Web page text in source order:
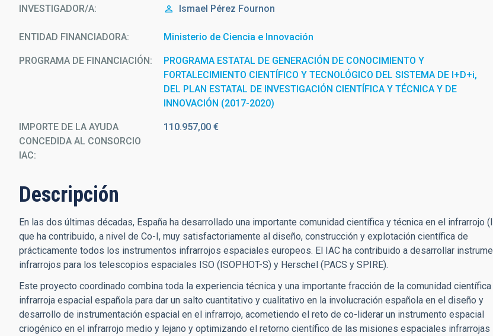
INVESTIGADOR/A Ismael Pérez Fournon
ENTIDAD FINANCIADORA Ministerio de Ciencia e Innovación
PROGRAMA DE FINANCIACIÓN
PROGRAMA ESTATAL DE GENERACIÓN DE CONOCIMIENTO Y
FORTALECIMIENTO CIENTÍFICO Y TECNOLÓGICO DEL SISTEMA DE I+D+i,
DEL PLAN ESTATAL DE INVESTIGACIÓN CIENTÍFICA Y TÉCNICA Y DE
INNOVACIÓN (2017-2020)
IMPORTE DE LA AYUDA
CONCEDIDA AL CONSORCIO
IAC
110.957,00 €
Descripción
En las dos últimas décadas, España ha desarrollado una importante comunidad científica y técnica en el infrarrojo
que ha contribuido, a nivel de Co-I, muy satisfactoriamente al diseño, construcción y explotación científica de
prácticamente todos los instrumentos infrarrojos espaciales europeos. El IAC ha contribuido a desarrollar
infrarrojos para los telescopios espaciales ISO (ISOPHOT-S) y Herschel (PACS y SPIRE).
Este proyecto coordinado combina toda la experiencia técnica y una importante fracción de la comunidad científica
infrarroja espacial española para dar un salto cuantitativo y cualitativo en la involucración española en el diseño y
desarrollo de instrumentación espacial en el infrarrojo, acometiendo el reto de co-liderar un instrumento espacial
criogénico en el infrarrojo medio y lejano y optimizando el retorno científico de las misiones espaciales infrarrojas